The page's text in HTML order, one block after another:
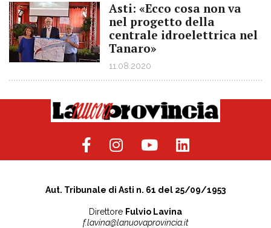
Asti: «Ecco cosa non va
nel progetto della
centrale idroelettrica nel
Tanaro»
11.08.2020
Aut. Tribunale di Asti n. 61 del 25/09/1953
Direttore Fulvio Lavina
f.lavina@lanuovaprovincia.it